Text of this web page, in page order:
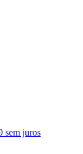
sem juros